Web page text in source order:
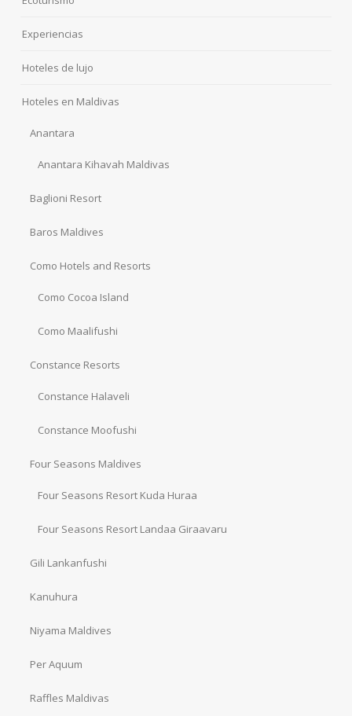
Experiencias
Hoteles de lujo
Hoteles en Maldivas
Anantara
Anantara Kihavah Maldivas
Baglioni Resort
Baros Maldives
Como Hotels and Resorts
Como Cocoa Island
Como Maalifushi
Constance Resorts
Constance Halaveli
Constance Moofushi
Four Seasons Maldives
Four Seasons Resort Kuda Huraa
Four Seasons Resort Landaa Giraavaru
Gili Lankanfushi
Kanuhura
Niyama Maldives
Per Aquum
Raffles Maldivas